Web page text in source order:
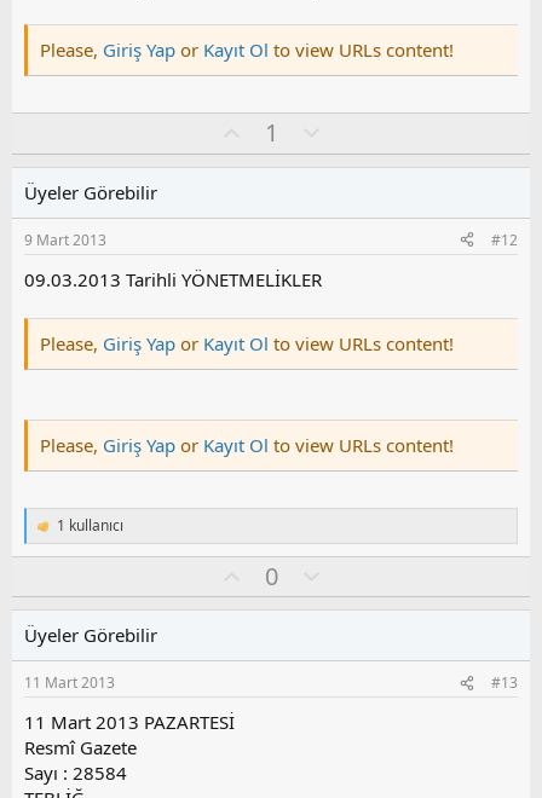
Please, Giriş Yap or Kayıt Ol to view URLs content!
y
1
l
s
u
y
l
a
Üyeler Görebilir
9 Mart 2013 #12
09.03.2013 Tarihli YÖNETMELİKLER
Please, Giriş Yap or Kayıt Ol to view URLs content!
Please, Giriş Yap or Kayıt Ol to view URLs content!
T
e
i
l
e
r
:
1 kullanıcı
y
0
l
s
u
Üyeler Görebilir
11 Mart 2013 #13
11 Mart 2013 PAZARTESİ
Resmî Gazete
Sayı : 28584